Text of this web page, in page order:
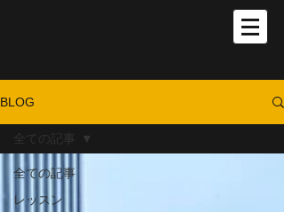
BLOG
全ての記事
レッスン
全ての記事